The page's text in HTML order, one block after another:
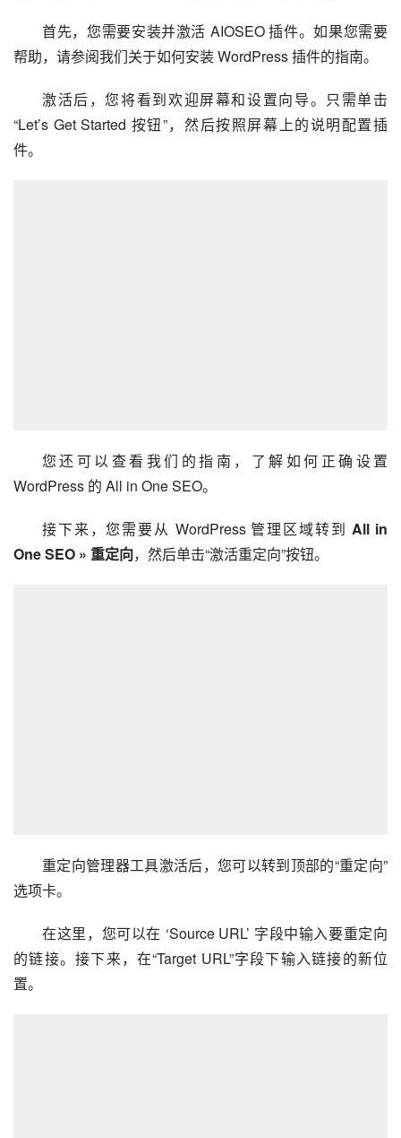
首先，您需要安装并激活 AIOSEO 插件。如果您需要
帮助，请参阅我们关于如何安装 WordPress 插件的指南。
激活后，您将看到欢迎屏幕和设置向导。只需单击
“Let’s Get Started 按钮”，然后按照屏幕上的说明配置插
件。
您还可以查看我们的指南，了解如何正确设置
WordPress 的 All in One SEO。
接下来，您需要从 WordPress 管理区域转到 All in
One SEO » 重定向，然后单击“激活重定向”按钮。
重定向管理器工具激活后，您可以转到顶部的“重定向”
选项卡。
在这里，您可以在 ‘Source URL’ 字段中输入要重定向
的链接。接下来，在“Target URL”字段下输入链接的新位
置。